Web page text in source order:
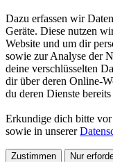
Dazu erfassen wir
Geräte. Diese nutzen
Website und um dir
sowie zur Analyse der
deine verschlüsselten
dir über deren Online-
du deren Dienste
Erkundige dich bitte
sowie in unserer
Zustimmen Nur